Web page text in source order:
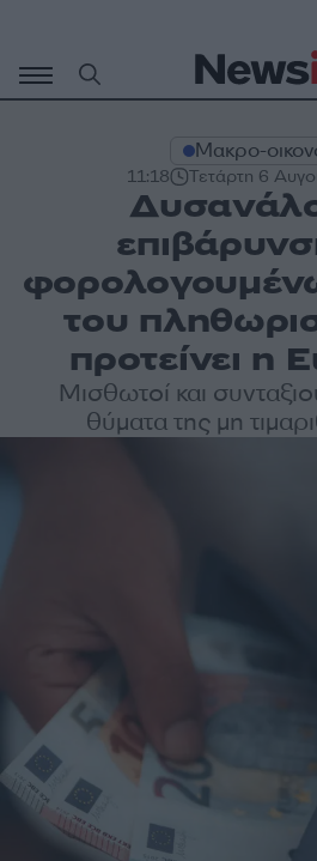
περιεχόμενο
Μακρο-
11:18 Τετάρτη 6
του
προτείνει η
Μισθωτοί και
θύματα της μη